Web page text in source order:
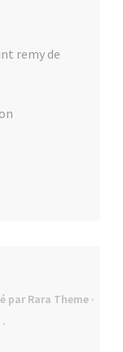
remy de
par Rara Theme ·
·